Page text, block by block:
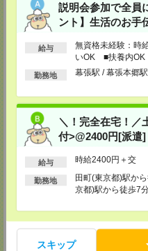
説明会参加で全員
ント】生活のお手
給与
無資格未経験：
いOK ■扶養内OK
以上
勤務地 幕張駅 / 幕張本郷
＼！完全在宅！／
付>@2400円[派遣]
給与 時給2400円＋交
勤務地
田町(東京都)駅か
京都)駅から徒歩7
スキップ
CS立川支店
〒190-0012
TEL：0120-659-460
担当：採用担当
〒220-8136
神奈川県横浜市西区みなとみらい
TEL：0120-659-459
MAIL：
担当：採用担当
CS大宮支店
〒330-0854 埼玉県さいたま市大
MAIL：
担当：採用担当
CS高崎支店